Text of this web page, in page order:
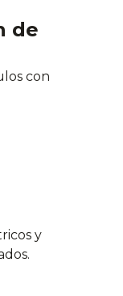
de
con
y